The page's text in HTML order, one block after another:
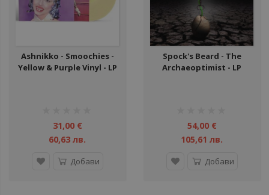
Ashnikko - Smoochies -
Yellow & Purple Vinyl - LP
31,00 €
60,63 лв.
Добави
Spock's Beard - The
Archaeoptimist - LP
54,00 €
105,61 лв.
Добави